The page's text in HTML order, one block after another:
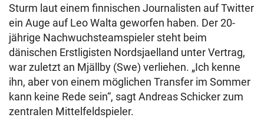
Sturm laut einem finnischen Journalisten auf Twitter
ein Auge auf Leo Walta geworfen haben. Der 20-
jährige Nachwuchsteamspieler steht beim
dänischen Erstligisten Nordsjaelland unter Vertrag,
war zuletzt an Mjällby (Swe) verliehen. „Ich kenne
ihn, aber von einem möglichen Transfer im Sommer
kann keine Rede sein“, sagt Andreas Schicker zum
zentralen Mittelfeldspieler.